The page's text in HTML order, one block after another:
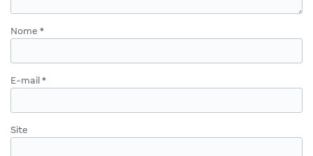
Nome *
E-mail *
Site